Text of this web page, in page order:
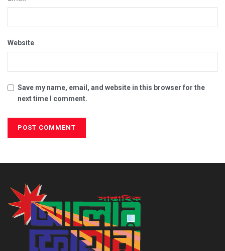
Website
Save my name, email, and website in this browser for the
next time I comment.